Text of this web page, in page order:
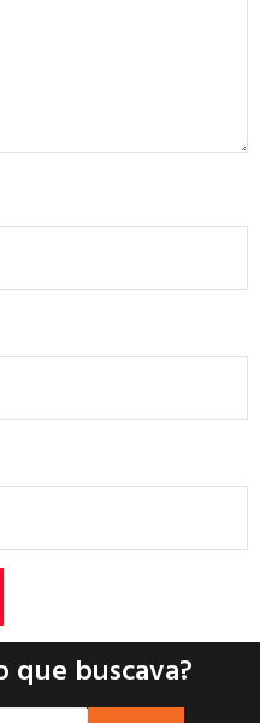
que buscava?